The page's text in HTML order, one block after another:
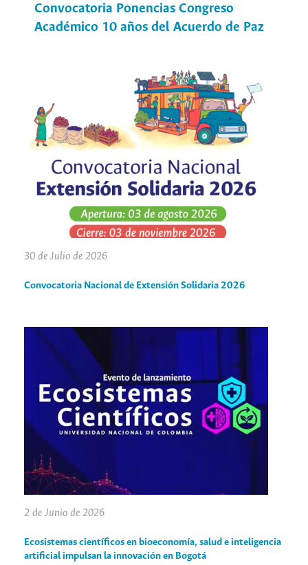
Convocatoria Ponencias Congreso
Académico 10 años del Acuerdo de Paz
30 de Julio de 2026
Convocatoria Nacional de Extensión Solidaria 2026
2 de Junio de 2026
Ecosistemas científicos en bioeconomía, salud e inteligencia
artificial impulsan la innovación en Bogotá